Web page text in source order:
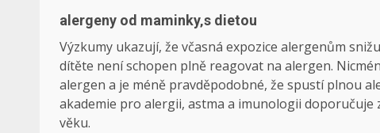
alergeny od maminky‚s dietou
Výzkumy ukazují, že včasná expozice alergenům
dítěte není schopen plně reagovat na alergen.
alergen a je méně pravděpodobné, že spustí plnou
akademie pro alergii, astma a imunologii
věku.